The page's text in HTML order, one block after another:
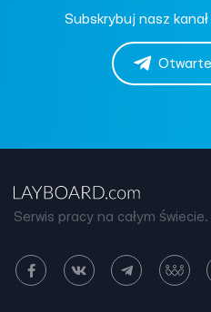
Subskrybuj nasz
Serwis pracy na całym świecie.